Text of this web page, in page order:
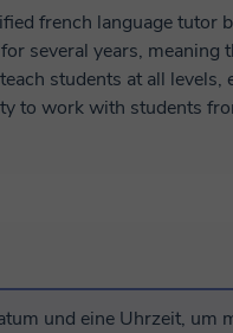
french language tutor
several years, meaning
students at all
to work with students
for different purposes
und eine Uhrzeit, um